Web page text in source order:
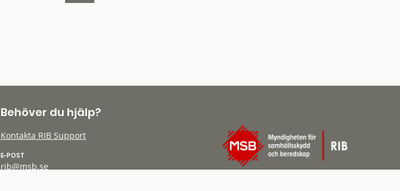
Behöver du hjälp?
Kontakta RIB Support
E-POST
rib@msb.se